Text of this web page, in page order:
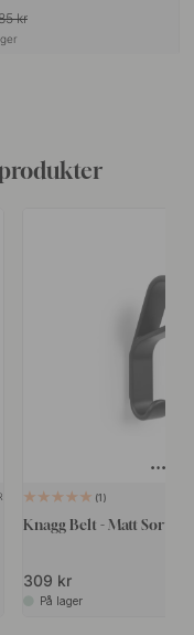
kr
1
Knagg Belt - Matt Sort
309 kr
På lager